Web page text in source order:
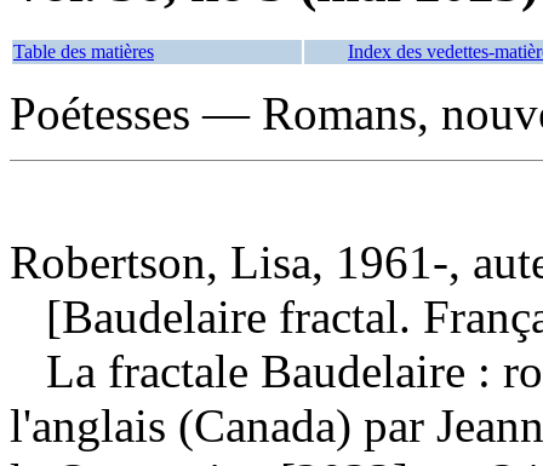
Table des matières Index des vedettes-
Poétesses — Romans,
Robertson, Lisa, 1961-,
[Baudelaire fractal.
La fractale Baudelaire :
l'anglais (Canada) par